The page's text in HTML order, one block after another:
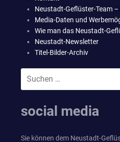
Neustadt-Geflüster-Team
Media-Daten und
Wie man das Neustadt-
Neustadt-Newsletter
Titel-Bilder-Archiv
Suchen
social media
Sie können dem Neustadt-